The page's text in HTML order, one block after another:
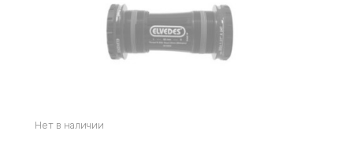
Нет в наличии